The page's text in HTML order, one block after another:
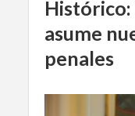
Histórico:
asume
penales